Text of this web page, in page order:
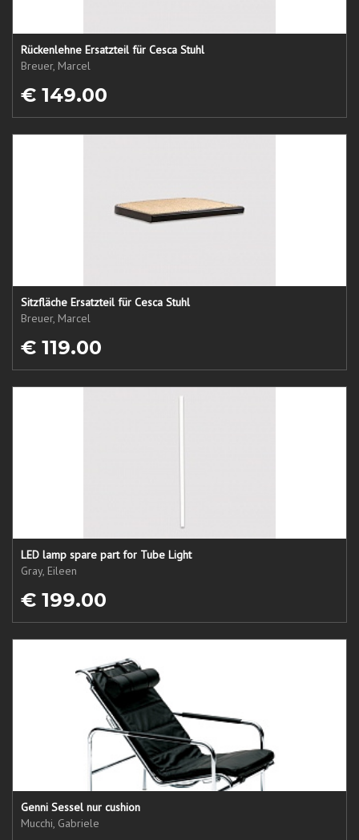
Rückenlehne Ersatzteil für Cesca Stuhl
Breuer, Marcel
€ 149.00
Sitzfläche Ersatzteil für Cesca Stuhl
Breuer, Marcel
€ 119.00
LED lamp spare part for Tube Light
Gray, Eileen
€ 199.00
Genni Sessel nur cushion
Mucchi, Gabriele